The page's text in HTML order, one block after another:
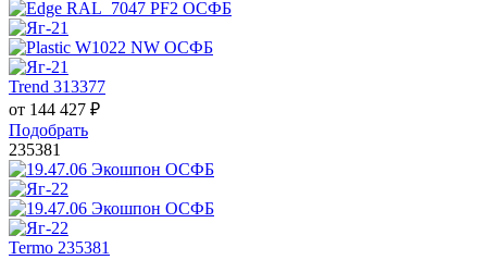
Trend 313377
от 144 427 ₽
Подобрать
235381
Termo 235381